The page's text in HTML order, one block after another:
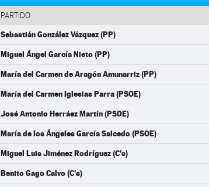
PARTIDO
Sebastián González Vázquez (PP)
Miguel Ángel García Nieto (PP)
María del Carmen de Aragón Amunarriz (PP)
María del Carmen Iglesias Parra (PSOE)
José Antonio Herráez Martín (PSOE)
María de los Ángeles García Salcedo (PSOE)
Miguel Luis Jiménez Rodríguez (C's)
Benito Gago Calvo (C's)